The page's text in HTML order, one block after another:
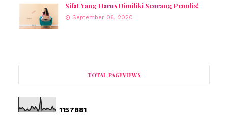
Sifat Yang Harus Dimiliki Seorang Penulis!
September 06, 2020
TOTAL PAGEVIEWS
1157881